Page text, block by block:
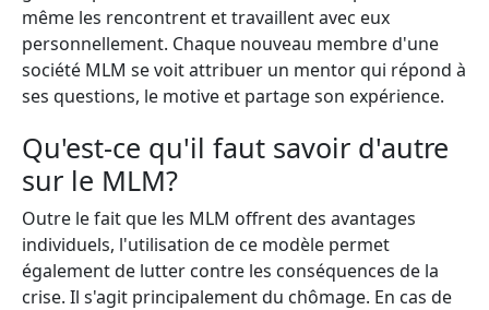
même les rencontrent et travaillent avec eux
personnellement. Chaque nouveau membre d'une
société MLM se voit attribuer un mentor qui répond à
ses questions, le motive et partage son expérience.
Qu'est-ce qu'il faut savoir d'autre
sur le MLM?
Outre le fait que les MLM offrent des avantages
individuels, l'utilisation de ce modèle permet
également de lutter contre les conséquences de la
crise. Il s'agit principalement du chômage. En cas de